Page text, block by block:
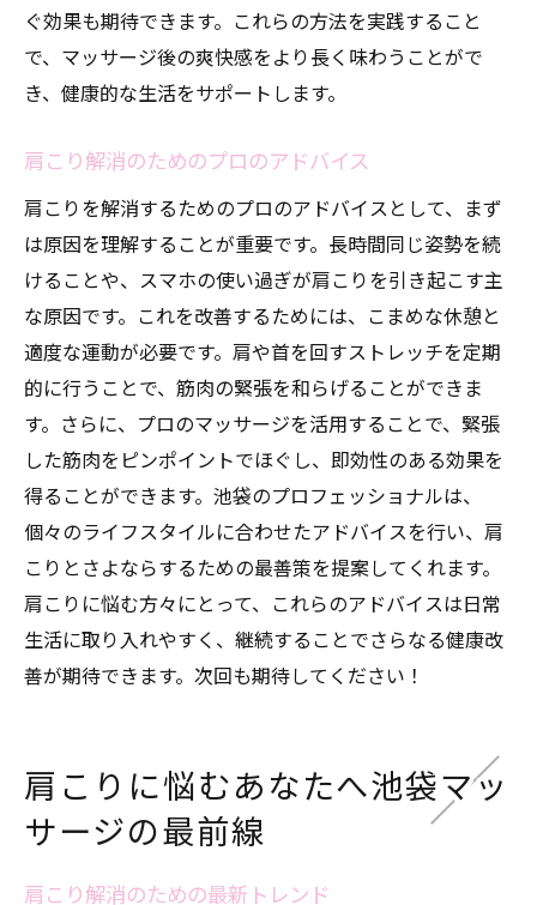
ぐ効果も期待できます。これらの方法を実践すること
で、マッサージ後の爽快感をより長く味わうことがで
き、健康的な生活をサポートします。
肩こり解消のためのプロのアドバイス
肩こりを解消するためのプロのアドバイスとして、まず
は原因を理解することが重要です。長時間同じ姿勢を続
けることや、スマホの使い過ぎが肩こりを引き起こす主
な原因です。これを改善するためには、こまめな休憩と
適度な運動が必要です。肩や首を回すストレッチを定期
的に行うことで、筋肉の緊張を和らげることができま
す。さらに、プロのマッサージを活用することで、緊張
した筋肉をピンポイントでほぐし、即効性のある効果を
得ることができます。池袋のプロフェッショナルは、
個々のライフスタイルに合わせたアドバイスを行い、肩
こりとさよならするための最善策を提案してくれます。
肩こりに悩む方々にとって、これらのアドバイスは日常
生活に取り入れやすく、継続することでさらなる健康改
善が期待できます。次回も期待してください！
肩こりに悩むあなたへ池袋マッ
サージの最前線
肩こり解消のための最新トレンド